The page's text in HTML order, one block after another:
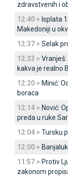
zdravstvenih i
12:40 > Isplata
Makedoniji u
12:37 > Selak
12:33 >
kakva je realno
12:20 > Minić:
boraca
12:14 > Nović:
preda u ruke
12:04 > Tursku
12:00 >
11:57 > Protiv
zakonom